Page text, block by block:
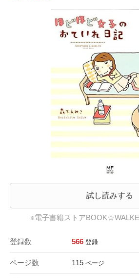
試し読みする
※電子書籍ストア
登録数 566 登録
ページ数 115 ページ